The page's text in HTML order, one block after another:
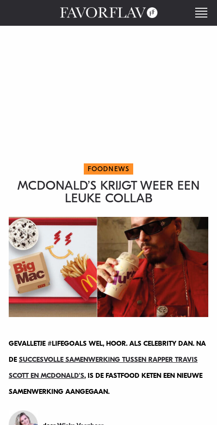
FOODNEWS
MCDONALD’S KRIJGT WEER EEN
LEUKE COLLAB
GEVALLETJE #LIFEGOALS WEL, HOOR. ALS CELEBRITY DAN. NA
DE SUCCESVOLLE SAMENWERKING TUSSEN RAPPER TRAVIS
SCOTT EN MCDONALD’S, IS DE FASTFOOD KETEN EEN NIEUWE
SAMENWERKING AANGEGAAN.